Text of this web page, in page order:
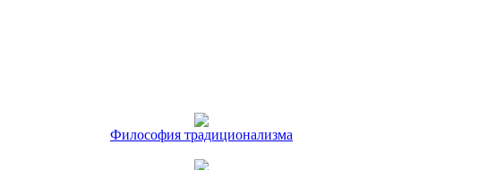
Философия традиционализма